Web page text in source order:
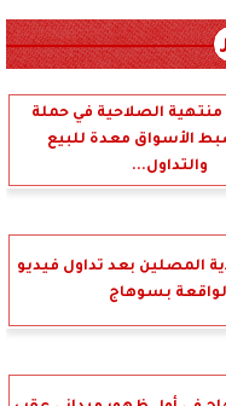
الصلاحية في حملة
الأسواق معدة للبيع
والتداول...
المصلين بعد تداول فيديو
بسوهاج